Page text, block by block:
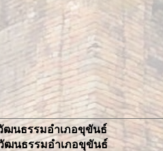
ฒนธรรมอำเภอขุขันธ์
ฒนธรรมอำเภอขุขันธ์